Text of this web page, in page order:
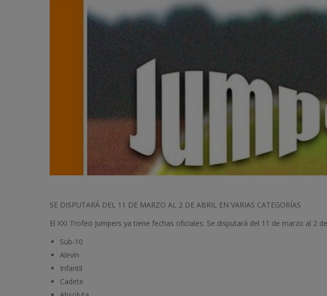
SE DISPUTARÁ DEL 11 DE MARZO AL 2 DE ABRIL EN VARIAS CATEGORÍAS
El XXI Trofeo Jumpers ya tiene fechas oficiales. Se disputará del 11 de marzo al 2
Sub-10
Alevín
Infantil
Cadete